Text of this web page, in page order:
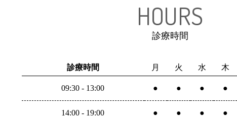
HOURS
診療時間
診療時間 月 火 水 木
09:30 - 13:00 ● ● ● ●
14:00 - 19:00 ● ● ● ●